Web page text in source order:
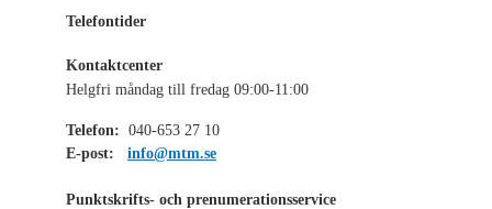
Telefontider
Kontaktcenter
Helgfri måndag till fredag 09:00-11:00
Telefon: 040-653 27 10
E-post:
info@mtm.se
Punktskrifts- och prenumerationsservice